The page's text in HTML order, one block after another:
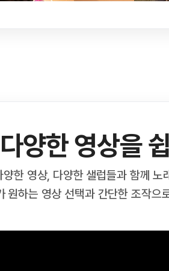
다양한 영상을
양한 영상, 다양한 샐럽들과 함께 노
원하는 영상 선택과 간단한 조작으